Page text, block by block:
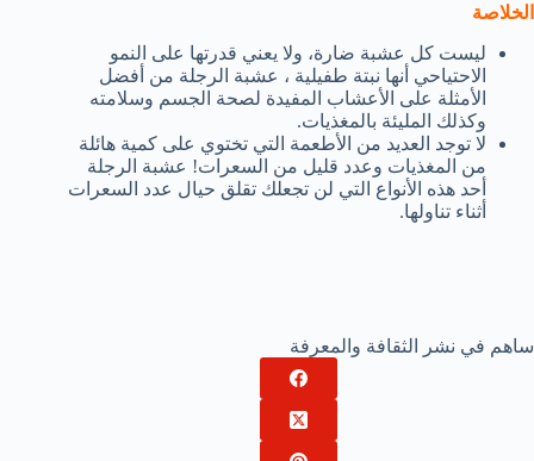
الخلاصة
ليست كل عشبة ضارة، ولا يعني قدرتها على النمو
الاحتياحي أنها نبتة طفيلية ، عشبة الرجلة من أفضل
الأمثلة على الأعشاب المفيدة لصحة الجسم وسلامته
وكذلك المليئة بالمغذيات.
لا توجد العديد من الأطعمة التي تختوي على كمية هائلة
من المغذيات وعدد قليل من السعرات! عشبة الرجلة
أحد هذه الأنواع التي لن تجعلك تقلق حيال عدد السعرات
أثناء تناولها.
ساهم في نشر الثقافة والمعرفة